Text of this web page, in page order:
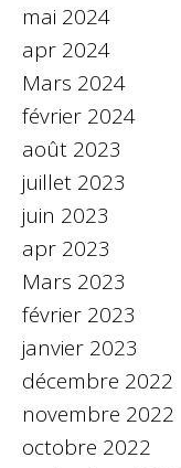
mai 2024
apr 2024
Mars 2024
février 2024
août 2023
juillet 2023
juin 2023
apr 2023
Mars 2023
février 2023
janvier 2023
décembre 2022
novembre 2022
octobre 2022